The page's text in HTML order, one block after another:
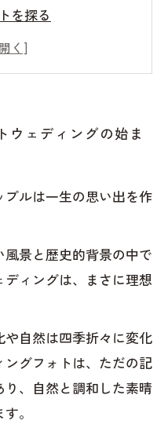
を探る
で残そう
ウェディングの始ま
ルは一生の思い出を作
景と歴史的背景の中で
ィングは、まさに理想
自然は四季折々に変化
ングフォトは、ただの記
、自然と調和した素晴
。